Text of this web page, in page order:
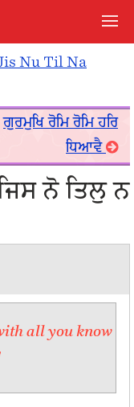
Nu Til Na
ਗੁਰਮੁਖਿ ਰੋਮਿ ਰੋਮਿ ਹਰਿ
ਧਿਆਵੈ
ਨੋ ਤਿਲੁ ਨ
all you know